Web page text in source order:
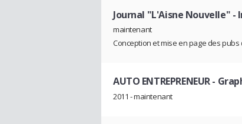
Journal "L'Aisne Nouvelle" -
maintenant
Conception et mise en page des
AUTO ENTREPRENEUR-
2011 - maintenant